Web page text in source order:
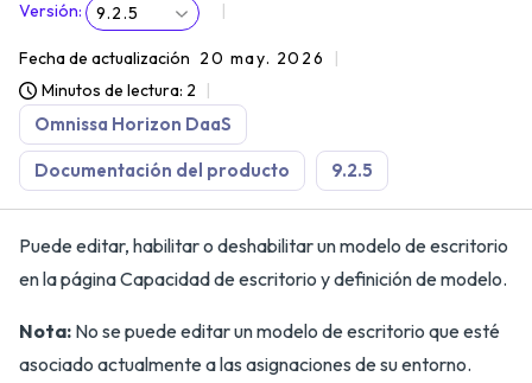
Versión: 9.2.5
Fecha de actualización 20 may. 2026
Minutos de lectura: 2
Omnissa Horizon DaaS
Documentación del producto 9.2.5
Puede editar, habilitar o deshabilitar un modelo de escritorio
en la página Capacidad de escritorio y definición de modelo.
Nota: No se puede editar un modelo de escritorio que esté
asociado actualmente a las asignaciones de su entorno.